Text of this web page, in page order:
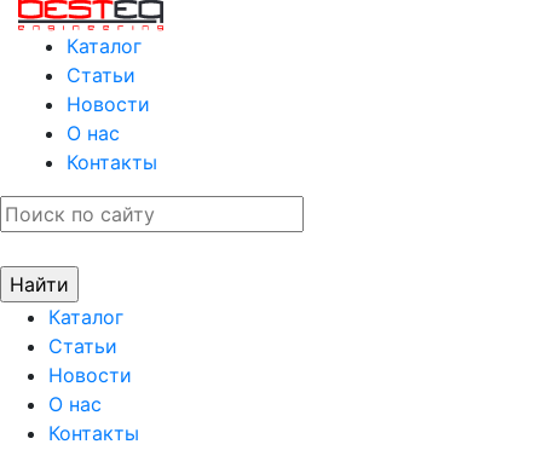
Каталог
Статьи
Новости
О нас
Контакты
Каталог
Статьи
Новости
О нас
Контакты